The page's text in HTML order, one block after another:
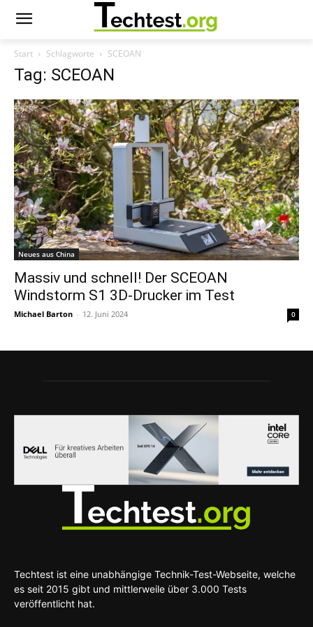
Start Schlagworte SCEOAN
Tag: SCEOAN
Neues aus China
Massiv und schnell! Der SCEOAN
Windstorm S1 3D-Drucker im Test
Michael Barton - 12. Juni 2024 0
Techtest ist eine unabhängige Technik-Test-Webseite, welche
es seit 2015 gibt und mittlerweile über 3.000 Tests
veröffentlicht hat.